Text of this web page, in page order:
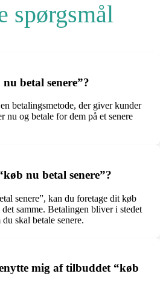
spørgsmål
betal senere”?
betalingsmetode, der giver kunder
nu og betale for dem på et senere
nu betal senere”?
senere”, kan du foretage dit køb
samme. Betalingen bliver i stedet
skal betale senere.
mig af tilbuddet “køb